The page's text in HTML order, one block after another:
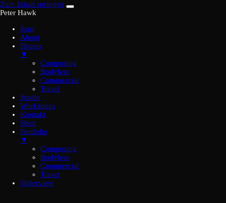
Zum Inhalt springen
Peter Hawk
Start
About
Photos
▼
Composing
Bodyless
Commercial
Travel
Studio
Workshops
Kontakt
Shop
Portfolio
▼
Composing
Bodyless
Commercial
Travel
Sliderview